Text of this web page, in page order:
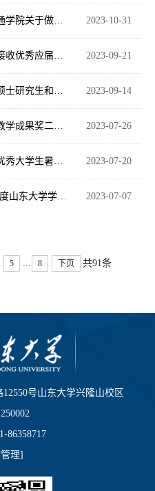
2023-10-31
2023-09-21
2023-09-14
2023-07-26
2023-07-20
2023-07-07
5 8 下页 共91条
号山东大学兴隆山校区
86358717
理]